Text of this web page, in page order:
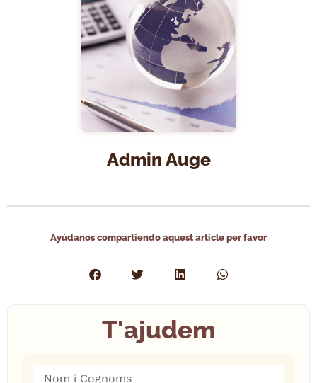
Admin Auge
Ayúdanos compartiendo aquest article per favor
T'ajudem